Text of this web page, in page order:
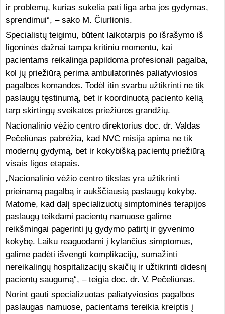
ir problemų, kurias sukelia pati liga arba jos gydymas,
sprendimui“, – sako M. Čiurlionis.
Specialistų teigimu, būtent laikotarpis po išrašymo iš
ligoninės dažnai tampa kritiniu momentu, kai
pacientams reikalinga papildoma profesionali pagalba,
kol jų priežiūrą perima ambulatorinės paliatyviosios
pagalbos komandos. Todėl itin svarbu užtikrinti ne tik
paslaugų tęstinumą, bet ir koordinuotą paciento kelią
tarp skirtingų sveikatos priežiūros grandžių.
Nacionalinio vėžio centro direktorius doc. dr. Valdas
Pečeliūnas pabrėžia, kad NVC misija apima ne tik
modernų gydymą, bet ir kokybišką pacientų priežiūrą
visais ligos etapais.
„Nacionalinio vėžio centro tikslas yra užtikrinti
prieinamą pagalbą ir aukščiausią paslaugų kokybę.
Matome, kad dalį specializuotų simptominės terapijos
paslaugų teikdami pacientų namuose galime
reikšmingai pagerinti jų gydymo patirtį ir gyvenimo
kokybę. Laiku reaguodami į kylančius simptomus,
galime padėti išvengti komplikacijų, sumažinti
nereikalingų hospitalizacijų skaičių ir užtikrinti didesnį
pacientų saugumą“, – teigia doc. dr. V. Pečeliūnas.
Norint gauti specializuotas paliatyviosios pagalbos
paslaugas namuose, pacientams tereikia kreiptis į